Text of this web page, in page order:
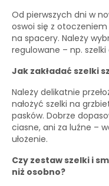
Od pierwszych dni w
oswoi się z
na spacery. Należy
regulowane – np. szelki
Jak zakładać szelki
Należy delikatnie
nałożyć szelki na
pasków. Dobrze
ciasne, ani za luźne –
ułożenie.
Czy zestaw szelki i
niż osobno?